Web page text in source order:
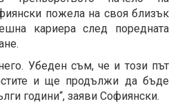
пожела на своя близък
кариера след поредната
Убеден съм, че и този път
и ще продължи да бъде
години“, заяви Софиянски.